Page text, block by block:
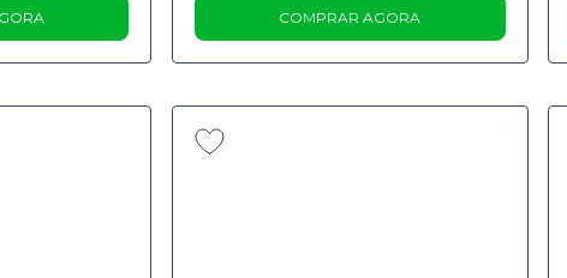
COMPRAR AGORA